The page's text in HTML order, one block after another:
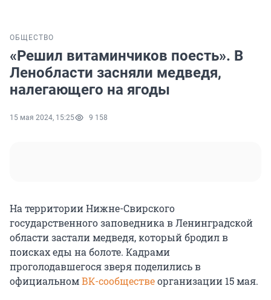
ОБЩЕСТВО
«Решил витаминчиков поесть». В
Ленобласти засняли медведя,
налегающего на ягоды
15 мая 2024, 15:25 9 158
На территории Нижне-Свирского
государственного заповедника в Ленинградской
области застали медведя, который бродил в
поисках еды на болоте. Кадрами
проголодавшегося зверя поделились в
официальномВК-сообществеорганизации 15 мая.